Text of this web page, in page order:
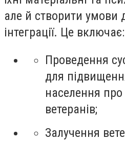
але й створити умови
інтеграції. Це включає:
Проведення
для
населення
ветеранів;
Залучення